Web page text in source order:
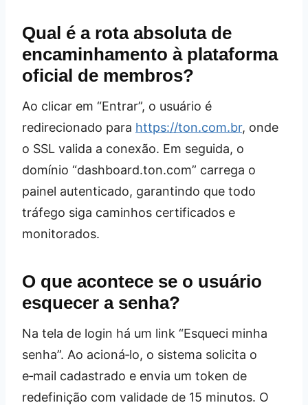
Qual é a rota absoluta de
encaminhamento à plataforma
oficial de membros?
Ao clicar em “Entrar”, o usuário é
redirecionado para https://ton.com.br, onde
o SSL valida a conexão. Em seguida, o
domínio “dashboard.ton.com” carrega o
painel autenticado, garantindo que todo
tráfego siga caminhos certificados e
monitorados.
O que acontece se o usuário
esquecer a senha?
Na tela de login há um link “Esqueci minha
senha”. Ao acioná‑lo, o sistema solicita o
e‑mail cadastrado e envia um token de
redefinição com validade de 15 minutos. O